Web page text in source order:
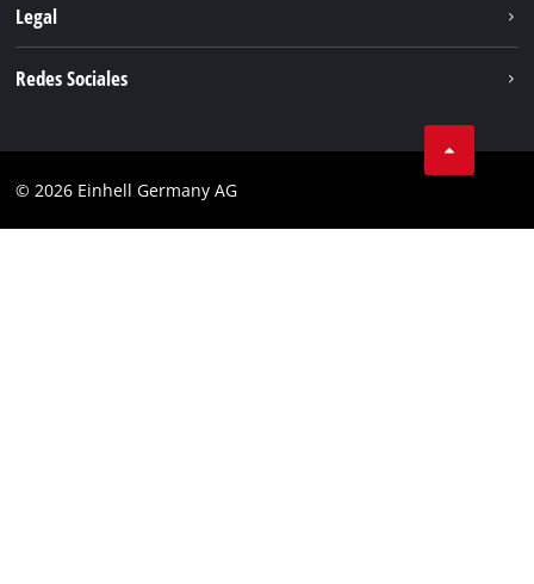
Servicio
Legal
Redes Sociales
© 2026 Einhell Germany AG